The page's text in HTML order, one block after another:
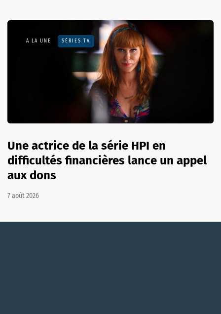
A LA UNE SÉRIES TV
Une actrice de la série HPI en
difficultés financières lance un appel
aux dons
7 août 2026